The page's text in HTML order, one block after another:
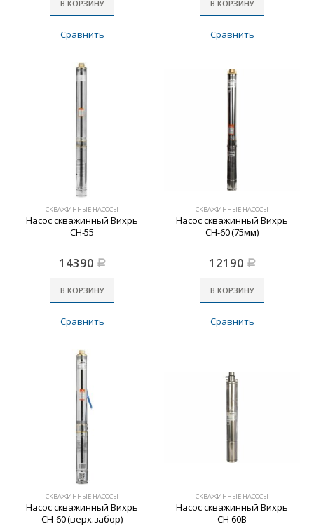
В КОРЗИНУ
Сравнить
В КОРЗИНУ
Сравнить
СКВАЖИННЫЕ НАСОСЫ
Насос скважинный Вихрь
СН-55
14390 Р
В КОРЗИНУ
Сравнить
СКВАЖИННЫЕ НАСОСЫ
Насос скважинный Вихрь
СН-60 (75мм)
12190 Р
В КОРЗИНУ
Сравнить
СКВАЖИННЫЕ НАСОСЫ
Насос скважинный Вихрь
СН-60 (верх.забор)
СКВАЖИННЫЕ НАСОСЫ
Насос скважинный Вихрь
СН-60В